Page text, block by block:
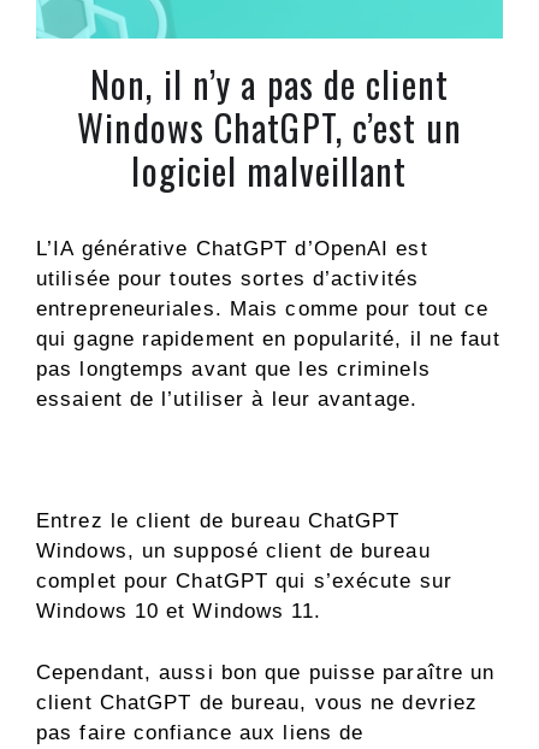
Non, il n’y a pas de client
Windows ChatGPT, c’est un
logiciel malveillant
L’IA générative ChatGPT d’OpenAI est
utilisée pour toutes sortes d’activités
entrepreneuriales. Mais comme pour tout ce
qui gagne rapidement en popularité, il ne faut
pas longtemps avant que les criminels
essaient de l’utiliser à leur avantage.
Entrez le client de bureau ChatGPT
Windows, un supposé client de bureau
complet pour ChatGPT qui s’exécute sur
Windows 10 et Windows 11.
Cependant, aussi bon que puisse paraître un
client ChatGPT de bureau, vous ne devriez
pas faire confiance aux liens de